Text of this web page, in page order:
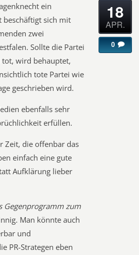
ein
beschäftigt sich mit
zwei
Sollte die Partei
wird behauptet,
tote Partei wie
geschrieben wird.
ebenfalls sehr
erfüllen.
Zeit, die offenbar das
einfach eine gute
Aufklärung lieber
Gegenprogramm zum
Man könnte auch
und
PR-Strategen eben
18
APR.
0